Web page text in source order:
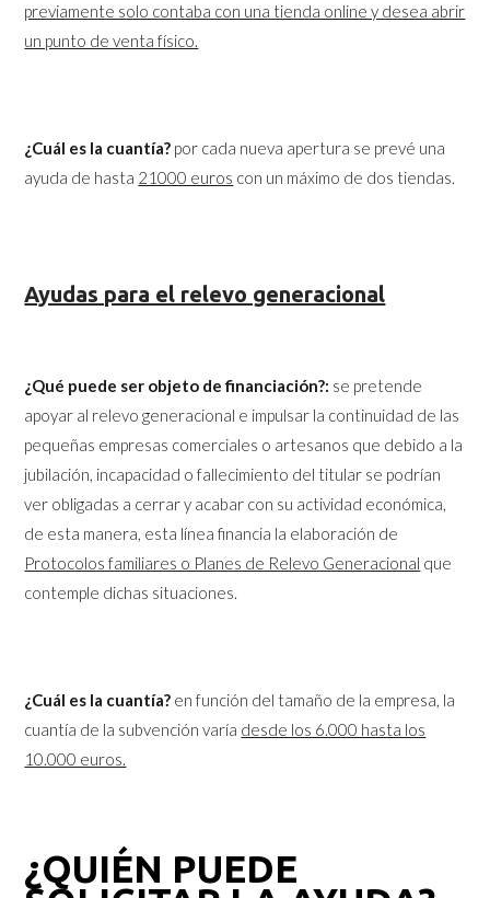
previamente solo contaba con una tienda online y desea abrir
un punto de venta físico.
¿Cuál es la cuantía? por cada nueva apertura se prevé una
ayuda de hasta 21000 euros con un máximo de dos tiendas.
Ayudas para el relevo generacional
¿Qué puede ser objeto de financiación?: se pretende
apoyar al relevo generacional e impulsar la continuidad de las
pequeñas empresas comerciales o artesanos que debido a la
jubilación, incapacidad o fallecimiento del titular se podrían
ver obligadas a cerrar y acabar con su actividad económica,
de esta manera, esta línea financia la elaboración de
Protocolos familiares o Planes de Relevo Generacional que
contemple dichas situaciones.
¿Cuál es la cuantía? en función del tamaño de la empresa, la
cuantía de la subvención varía desde los 6.000 hasta los
10.000 euros.
¿QUIÉN PUEDE